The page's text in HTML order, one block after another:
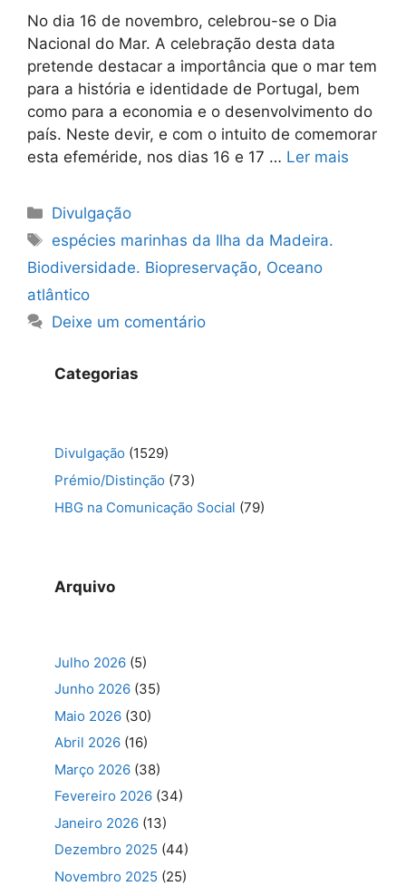
No dia 16 de novembro, celebrou-se o Dia
Nacional do Mar. A celebração desta data
pretende destacar a importância que o mar tem
para a história e identidade de Portugal, bem
como para a economia e o desenvolvimento do
país. Neste devir, e com o intuito de comemorar
esta efeméride, nos dias 16 e 17 … Ler mais
Categorias
Divulgação
Etiquetas
espécies marinhas da Ilha da Madeira.
Biodiversidade. Biopreservação, Oceano
atlântico
Deixe um comentário
Categorias
Divulgação (1529)
Prémio/Distinção (73)
HBG na Comunicação Social (79)
Arquivo
Julho 2026 (5)
Junho 2026 (35)
Maio 2026 (30)
Abril 2026 (16)
Março 2026 (38)
Fevereiro 2026 (34)
Janeiro 2026 (13)
Dezembro 2025 (44)
Novembro 2025 (25)